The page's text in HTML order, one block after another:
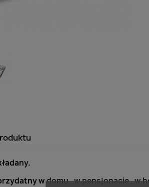
w domu , w pensjonacie , w